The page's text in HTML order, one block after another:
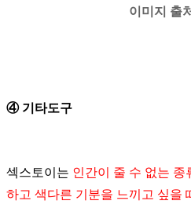
이미지 출
④ 기타도구
섹스토이는 인간이 줄 수 없는 종
하고 색다른 기분을 느끼고 싶을